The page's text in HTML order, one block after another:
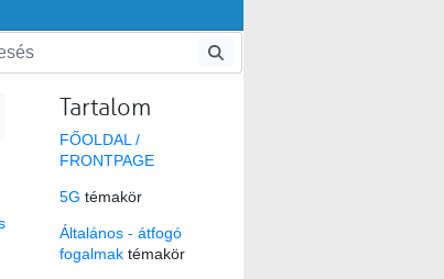
Tartalom
FŐOLDAL /
FRONTPAGE
5G témakör
Általános - átfogó
fogalmaktémakör